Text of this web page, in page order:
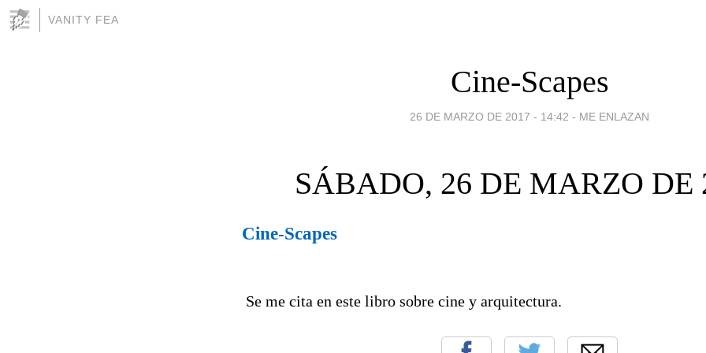
VANITY FEA
Cine-Scapes
26 DE MARZO DE 2017 - 14:42 - ME ENLAZAN
SÁBADO, 26 DE MARZO DE
Cine-Scapes
Se me cita en este libro sobre cine y arquitectura.